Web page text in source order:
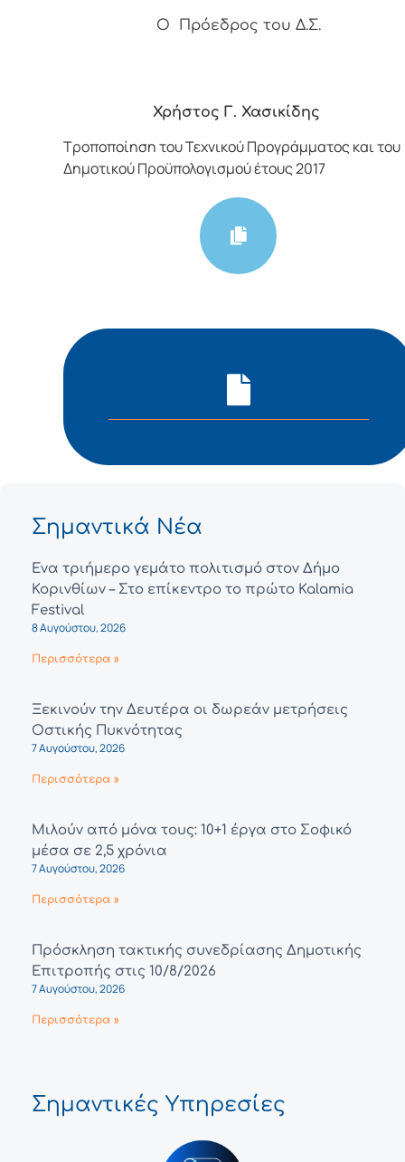
Ο Πρόεδρος του Δ.Σ.
Χρήστος Γ. Χασικίδης
Τροποποίηση του Τεχνικού Προγράμματος και του
Δημοτικού Προϋπολογισμού έτους 2017
Σημαντικά Νέα
Ένα τριήμερο γεμάτο πολιτισμό στον Δήμο
Κορινθίων – Στο επίκεντρο το πρώτο Kalamia
Festival
8 Αυγούστου, 2026
Περισσότερα »
Ξεκινούν την Δευτέρα οι δωρεάν μετρήσεις
Οστικής Πυκνότητας
7 Αυγούστου, 2026
Περισσότερα »
Μιλούν από μόνα τους: 10+1 έργα στο Σοφικό
μέσα σε 2,5 χρόνια
7 Αυγούστου, 2026
Περισσότερα »
Πρόσκληση τακτικής συνεδρίασης Δημοτικής
Επιτροπής στις 10/8/2026
7 Αυγούστου, 2026
Περισσότερα »
Σημαντικές Υπηρεσίες